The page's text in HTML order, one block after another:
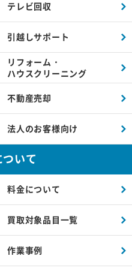
テレビ回収
引越しサポート
リフォーム・
ハウスクリーニング
不動産売却
法人のお客様向け
いて
料金について
買取対象品目一覧
作業事例